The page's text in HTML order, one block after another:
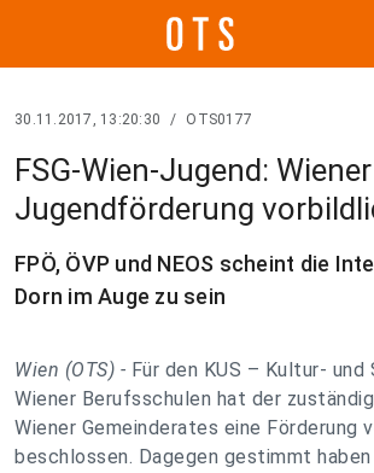
30.11.2017, 13:20:30 / OTS0177
FSG-Wien-Jugend: Wiener
Jugendförderung
FPÖ, ÖVP und NEOS scheint die
Dorn im Auge zu sein
Wien (OTS) - Für den KUS – Kultur-
Wiener Berufsschulen hat der
Wiener Gemeinderates eine Förderung
beschlossen. Dagegen gestimmt haben